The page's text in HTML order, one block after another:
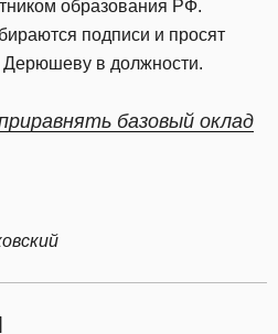
образования РФ.
подписи и просят
Дерюшеву в должности.
базовый оклад